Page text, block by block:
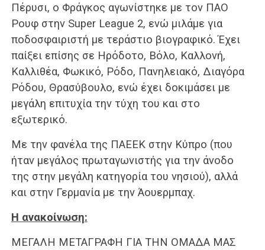
Πέρυσι, ο Φράγκος αγωνίστηκε με τον ΠΑΟ
Ρουφ στην Super League 2, ενώ μιλάμε για
ποδοσφαιριστή με τεράστιο βιογραφικό. Έχει
παίξει επίσης σε Ηρόδοτο, Βόλο, Καλλονή,
Καλλιθέα, Φωκικό, Ρόδο, Πανηλειακό, Διαγόρα
Ρόδου, Θρασύβουλο, ενώ έχει δοκιμάσει με
μεγάλη επιτυχία την τύχη του και στο
εξωτερικό.
Με την φανέλα της ΠΑΕΕΚ στην Κύπρο (που
ήταν μεγάλος πρωταγωνιστής για την άνοδο
της στην μεγάλη κατηγορία του νησιού), αλλά
και στην Γερμανία με την Άουερμπαχ.
Η ανακοίνωση:
ΜΕΓΑΛΗ ΜΕΤΑΓΡΑΦΗ ΓΙΑ ΤΗΝ ΟΜΑΔΑ ΜΑΣ